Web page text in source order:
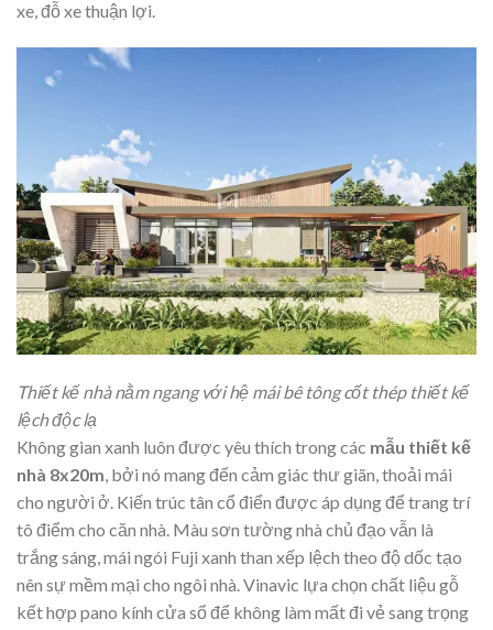
xe, đỗ xe thuận lợi.
Thiết kế nhà nằm ngang với hệ mái bê tông cốt thép thiết kế
lệch độc lạ
Không gian xanh luôn được yêu thích trong các mẫu thiết kế
nhà 8x20m , bởi nó mang đến cảm giác thư giãn, thoải mái
cho người ở. Kiến trúc tân cổ điển được áp dụng để trang trí
tô điểm cho căn nhà. Màu sơn tường nhà chủ đạo vẫn là
trắng sáng, mái ngói Fuji xanh than xếp lệch theo độ dốc tạo
nên sự mềm mại cho ngôi nhà. Vinavic lựa chọn chất liệu gỗ
kết hợp pano kính cửa sổ để không làm mất đi vẻ sang trọng